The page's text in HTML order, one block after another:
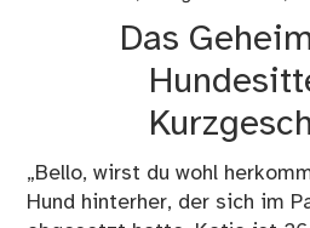
Das
„Bello, wirst du wohl
Hund hinterher, der sich im